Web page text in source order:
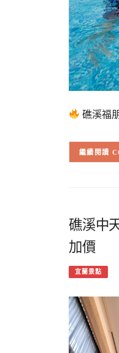
礁溪福
礁溪中
加價
宜蘭景點